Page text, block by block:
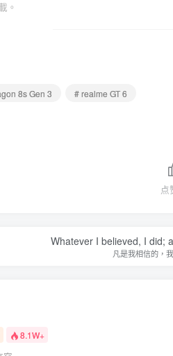
。
8s Gen 3 # realme GT 6
点
Whatever I believed, I did;
凡是我相信的，
8.1W+